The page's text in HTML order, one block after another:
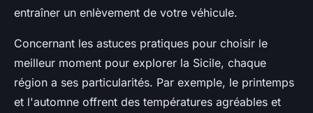
entraîner un enlèvement de votre véhicule.
Concernant les astuces pratiques pour choisir le
meilleur moment pour explorer la Sicile, chaque
région a ses particularités. Par exemple, le printemps
et l'automne offrent des températures agréables et